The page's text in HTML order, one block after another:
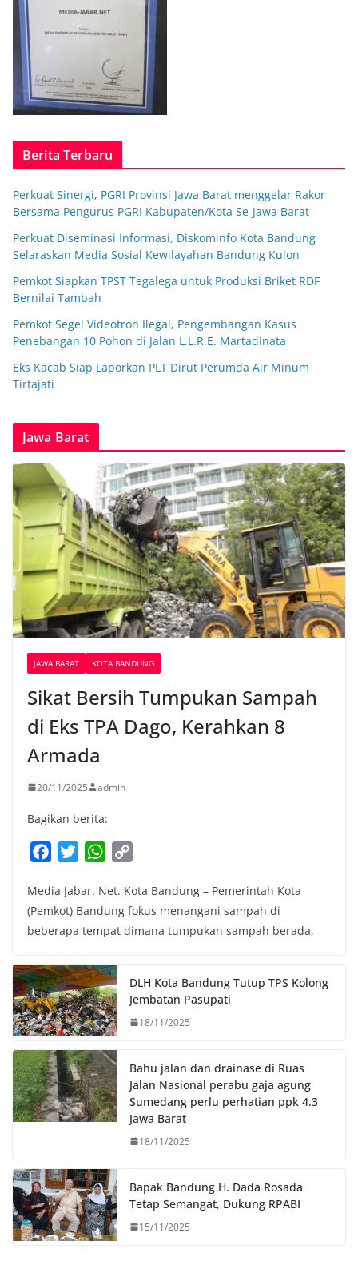
Berita Terbaru
Perkuat Sinergi, PGRI Provinsi Jawa Barat menggelar Rakor
Bersama Pengurus PGRI Kabupaten/Kota Se-Jawa Barat
Perkuat Diseminasi Informasi, Diskominfo Kota Bandung
Selaraskan Media Sosial Kewilayahan Bandung Kulon
Pemkot Siapkan TPST Tegalega untuk Produksi Briket RDF
Bernilai Tambah
Pemkot Segel Videotron Ilegal, Pengembangan Kasus
Penebangan 10 Pohon di Jalan L.L.R.E. Martadinata
Eks Kacab Siap Laporkan PLT Dirut Perumda Air Minum
Tirtajati
Jawa Barat
JAWA BARAT KOTA BANDUNG
Sikat Bersih Tumpukan Sampah
di Eks TPA Dago, Kerahkan 8
Armada
20/11/2025 admin
Bagikan berita:
c
e
b
o
k
i
t
t
r
W
a
t
s
p
p
p
y
L
n
k
Media Jabar. Net. Kota Bandung – Pemerintah Kota
(Pemkot) Bandung fokus menangani sampah di
beberapa tempat dimana tumpukan sampah berada,
DLH Kota Bandung Tutup TPS Kolong
Jembatan Pasupati
18/11/2025
Bahu jalan dan drainase di Ruas
Jalan Nasional perabu gaja agung
Sumedang perlu perhatian ppk 4.3
Jawa Barat
18/11/2025
Bapak Bandung H. Dada Rosada
Tetap Semangat, Dukung RPABI
15/11/2025